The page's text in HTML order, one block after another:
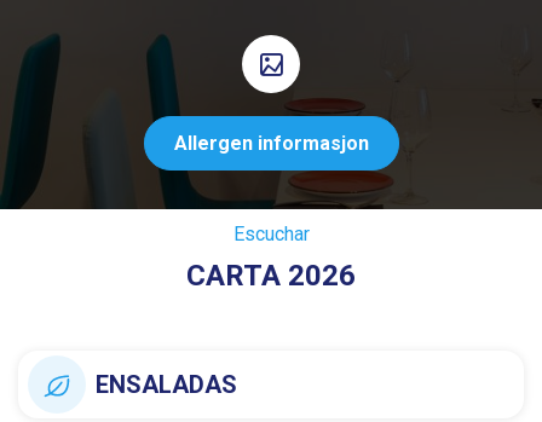
Allergen informasjon
Escuchar
CARTA 2026
ENSALADAS